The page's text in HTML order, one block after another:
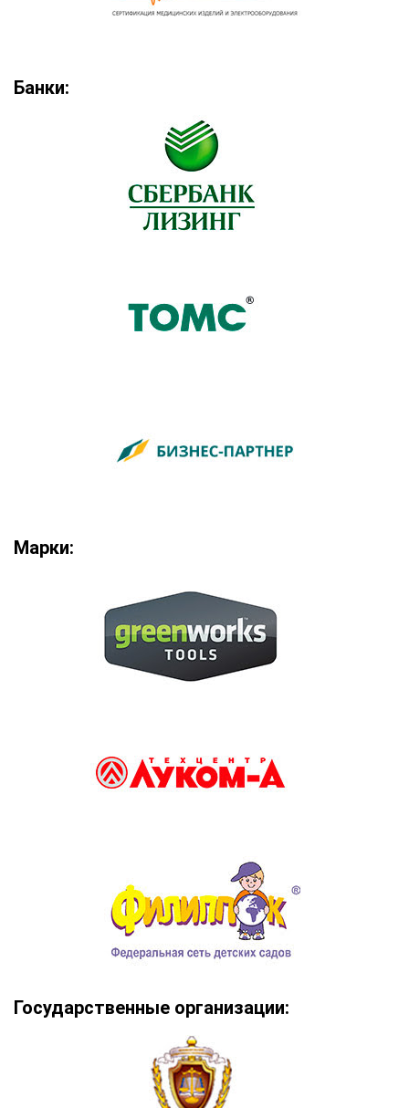
Банки:
Марки:
Государственные организации: